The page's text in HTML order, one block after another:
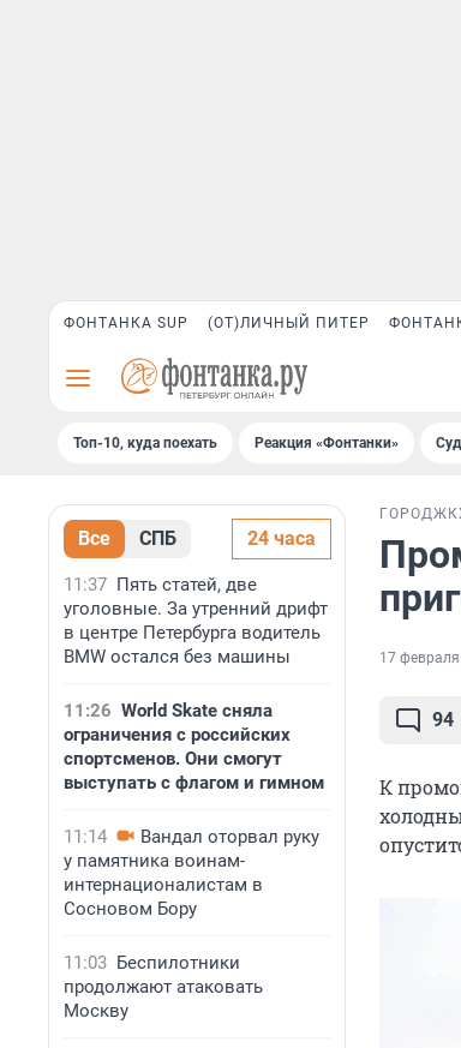
ФОНТАНКА SUP (ОТ)ЛИЧНЫЙ ПИТЕР
Топ-10, куда поехать Реакция «Фонтанки»
Все СПБ 24 часа
11:37 Пять статей, две
уголовные. За утренний дрифт
в центре Петербурга водитель
BMW остался без машины
11:26 World Skate сняла
ограничения с российских
спортсменов. Они смогут
выступать с флагом и гимном
11:14
Вандал оторвал руку
у памятника воинам-
интернационалистам в
Сосновом Бору
11:03 Беспилотники
продолжают атаковать
Москву
ГОРОД
17 февраля
94
К